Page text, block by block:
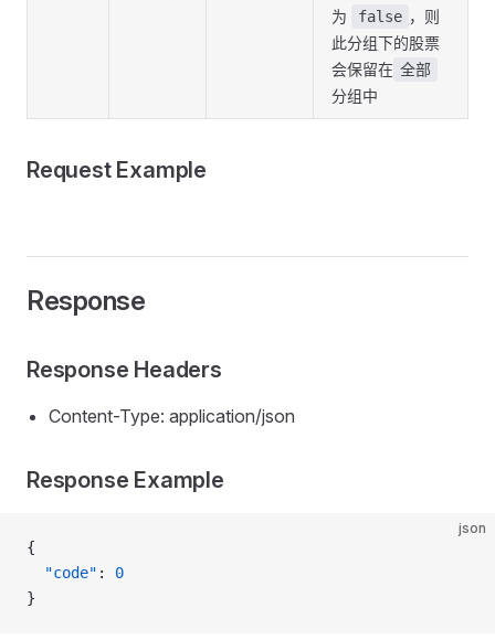
为
false ，则
此分组下的股票
会保留在 全部
分组中
Request Example
Response
Response Headers
Content-Type: application/json
Response Example
json
{
  "code"
: 0
}